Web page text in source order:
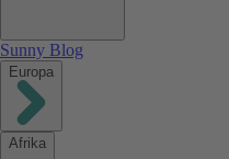
Sunny Blog
Europa
Afrika